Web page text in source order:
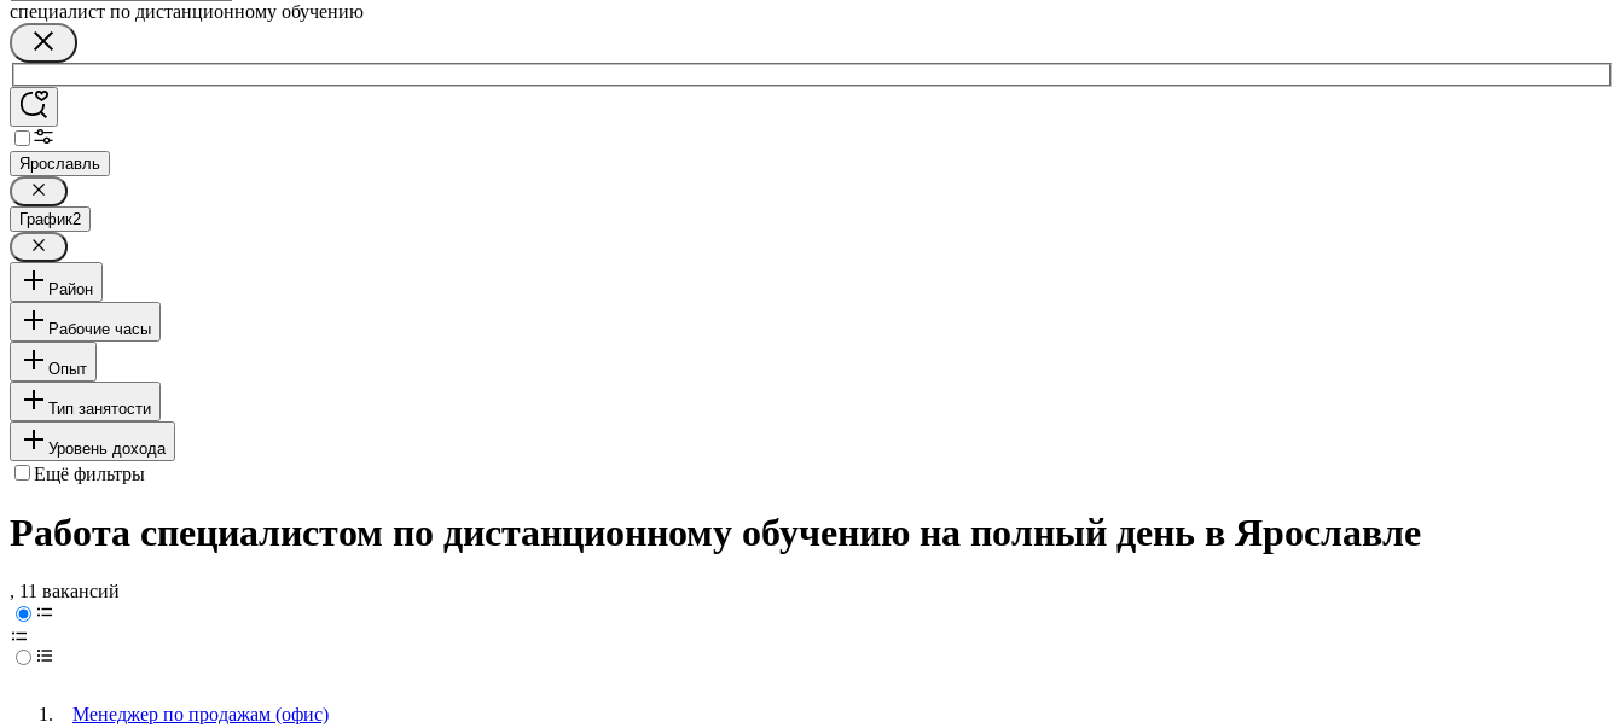
специалист по дистанционному обучению
Ярославль
График2
Район
Рабочие часы
Опыт
Тип занятости
Уровень дохода
Ещё фильтры
Работа специалистом по дистанционному обучению на полный день в Ярославле
, 11 вакансий
Менеджер по продажам (офис)